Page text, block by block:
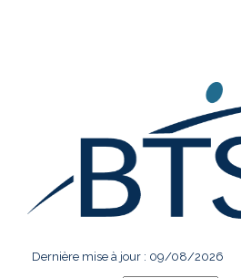
Dernière mise à jour : 09/08/2026